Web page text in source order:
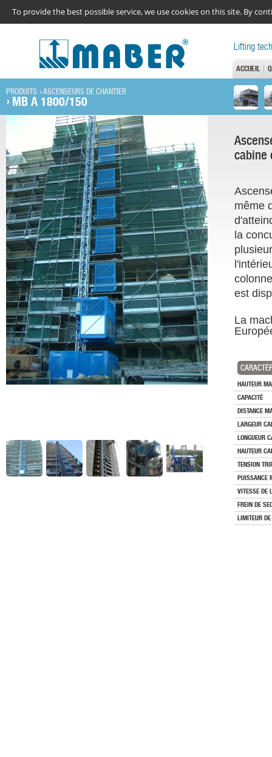
To provide the best possible service, we use cookies on this site. By
ACCUEIL
Lifting
PRODUITS ASCENSEURS DE CHANTIER
MB A 1800/150
cabine
même
la
est
La
HAUTEUR
CAPACITÉ
DISTANCE
LARGEUR
LONGUEUR
HAUTEUR
TENSION
PUISSANCE
VITESSE DE
FREIN DE
LIMITEUR DE